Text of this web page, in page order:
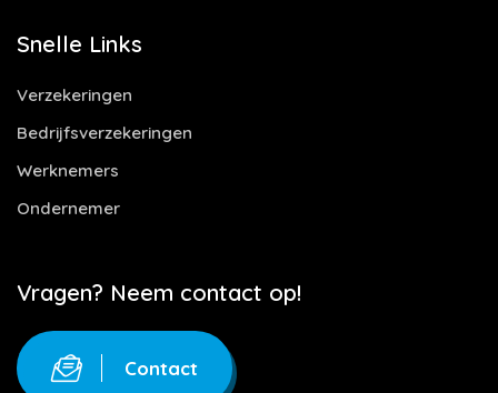
Snelle Links
Verzekeringen
Bedrijfsverzekeringen
Werknemers
Ondernemer
Vragen? Neem contact op!
Contact